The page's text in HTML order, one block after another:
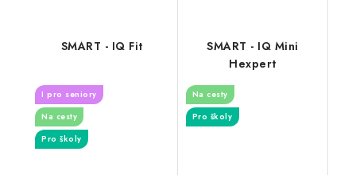
SMART - IQ Fit
I pro seniory
Na cesty
Pro školy
SMART - IQ Mini
Hexpert
Na cesty
Pro školy